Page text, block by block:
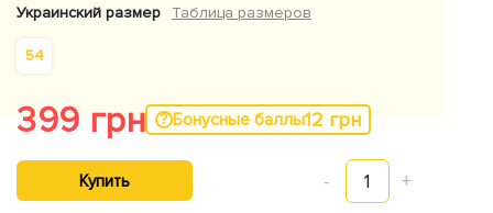
Украинский размер Таблица размеров
54
399 грн Бонусные баллы12 грн
- 1 +
Купить